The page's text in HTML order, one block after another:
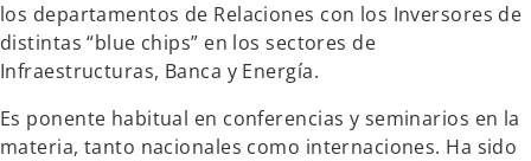
los departamentos de Relaciones con los Inversores de
distintas “blue chips” en los sectores de
Infraestructuras, Banca y Energía.
Es ponente habitual en conferencias y seminarios en la
materia, tanto nacionales como internaciones. Ha sido